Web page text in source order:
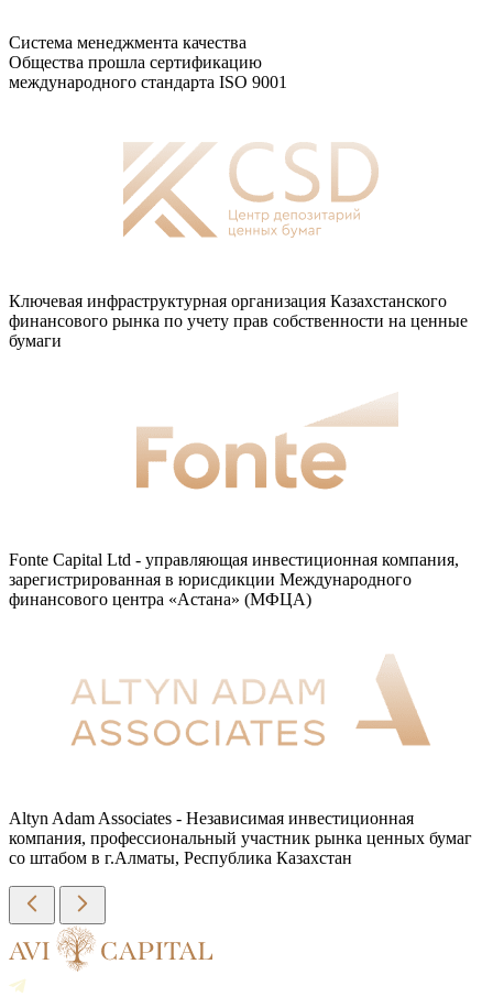
Система менеджмента качества
Общества прошла сертификацию
международного стандарта ISO 9001
Ключевая инфраструктурная организация Казахстанского
финансового рынка по учету прав собственности на ценные
бумаги
Fonte Capital Ltd - управляющая инвестиционная компания,
зарегистрированная в юрисдикции Международного
финансового центра «Астана» (МФЦА)
Altyn Adam Associates - Независимая инвестиционная
компания, профессиональный участник рынка ценных бумаг
со штабом в г.Алматы, Республика Казахстан